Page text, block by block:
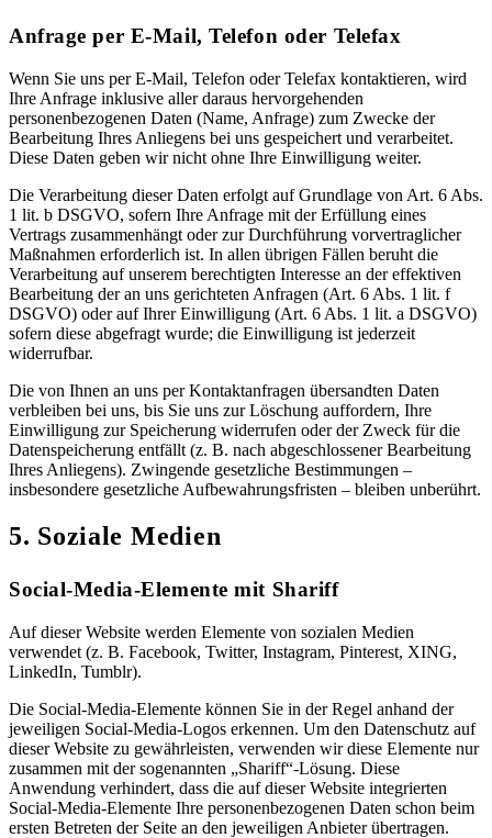
Anfrage per E-Mail, Telefon oder Telefax
Wenn Sie uns per E-Mail, Telefon oder Telefax kontaktieren, wird
Ihre Anfrage inklusive aller daraus hervorgehenden
personenbezogenen Daten (Name, Anfrage) zum Zwecke der
Bearbeitung Ihres Anliegens bei uns gespeichert und verarbeitet.
Diese Daten geben wir nicht ohne Ihre Einwilligung weiter.
Die Verarbeitung dieser Daten erfolgt auf Grundlage von Art. 6 Abs.
1 lit. b DSGVO, sofern Ihre Anfrage mit der Erfüllung eines
Vertrags zusammenhängt oder zur Durchführung vorvertraglicher
Maßnahmen erforderlich ist. In allen übrigen Fällen beruht die
Verarbeitung auf unserem berechtigten Interesse an der effektiven
Bearbeitung der an uns gerichteten Anfragen (Art. 6 Abs. 1 lit. f
DSGVO) oder auf Ihrer Einwilligung (Art. 6 Abs. 1 lit. a DSGVO)
sofern diese abgefragt wurde; die Einwilligung ist jederzeit
widerrufbar.
Die von Ihnen an uns per Kontaktanfragen übersandten Daten
verbleiben bei uns, bis Sie uns zur Löschung auffordern, Ihre
Einwilligung zur Speicherung widerrufen oder der Zweck für die
Datenspeicherung entfällt (z. B. nach abgeschlossener Bearbeitung
Ihres Anliegens). Zwingende gesetzliche Bestimmungen –
insbesondere gesetzliche Aufbewahrungsfristen – bleiben unberührt.
5. Soziale Medien
Social-Media-Elemente mit Shariff
Auf dieser Website werden Elemente von sozialen Medien
verwendet (z. B. Facebook, Twitter, Instagram, Pinterest, XING,
LinkedIn, Tumblr).
Die Social-Media-Elemente können Sie in der Regel anhand der
jeweiligen Social-Media-Logos erkennen. Um den Datenschutz auf
dieser Website zu gewährleisten, verwenden wir diese Elemente nur
zusammen mit der sogenannten „Shariff“-Lösung. Diese
Anwendung verhindert, dass die auf dieser Website integrierten
Social-Media-Elemente Ihre personenbezogenen Daten schon beim
ersten Betreten der Seite an den jeweiligen Anbieter übertragen.